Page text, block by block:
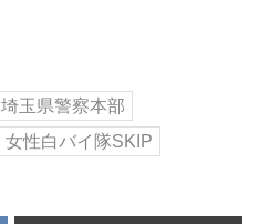
埼玉県警察本部
女性白バイ隊SKIP